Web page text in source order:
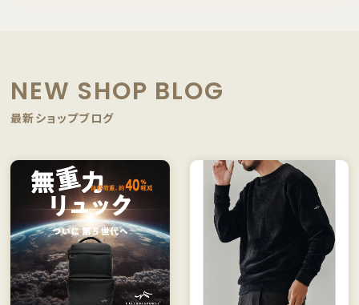
NEW SHOP BLOG
最新ショップブログ